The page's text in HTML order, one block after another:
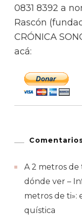
0831 8392 a
Rascón
CRÓNICA
acá:
A 2 metros
dónde ver –
metros de ti»:
quística